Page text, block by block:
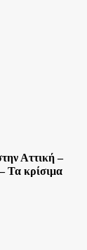
Αττική –
Τα κρίσιμα